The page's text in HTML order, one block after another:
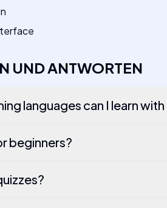
UND ANTWORTEN
languages can I learn with
beginners?